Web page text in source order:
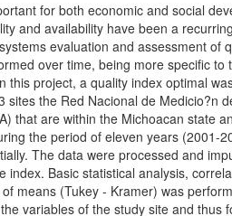
for both economic and social
and availability have been a
evaluation and assessment of
over time, being more specific to
this project, a quality index optimal
sites the Red Nacional de Medicio?n
that are within the Michoacan state
the period of eleven years (2001-
The data were processed and
index. Basic statistical analysis,
means (Tukey - Kramer) was
variables of the study site and thus